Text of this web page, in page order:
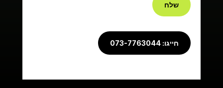
שלח
חייגו: 073-7763044